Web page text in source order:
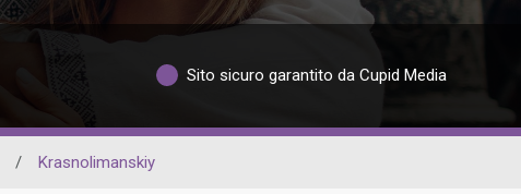
Sito sicuro garantito da Cupid Media
/ Krasnolimanskiy